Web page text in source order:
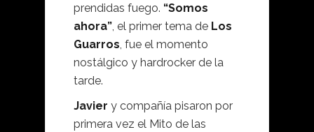
prendidas fuego. “Somos
ahora”, el primer tema de Los
Guarros, fue el momento
nostálgico y hardrocker de la
tarde.
Javier y compañía pisaron por
primera vez el Mito de las